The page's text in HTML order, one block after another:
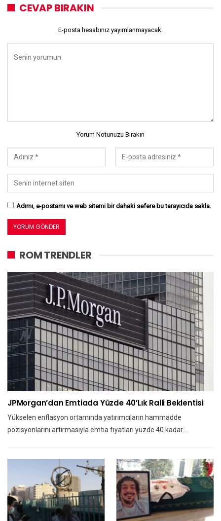
CEVAP BIRAKIN
E-posta hesabınız yayımlanmayacak.
Yorum Notunuzu Bırakın
Adımı, e-postamı ve web sitemi bir dahaki sefere bu tarayıcıda sakla.
ROM TRENDLER
JPMorgan’dan Emtiada Yüzde 40’lık Ralli Beklentisi
Yükselen enflasyon ortamında yatırımcıların hammadde
pozisyonlarını artırmasıyla emtia fiyatları yüzde 40 kadar…